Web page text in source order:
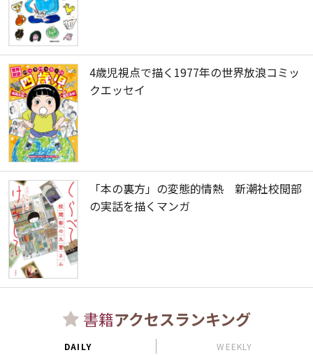
4歳児視点で描く1977年の世界放浪コミッ
クエッセイ
「本の裏方」の変態的情熱 新潮社校閲部
の実話を描くマンガ
書籍アクセスランキング
DAILY WEEKLY